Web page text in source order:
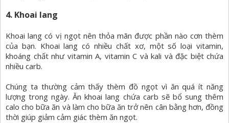
4. Khoai lang
Khoai lang có vị ngọt nên thỏa mãn được phần nào cơn thèm
của bạn. Khoai lang có nhiều chất xơ, một số loại vitamin,
khoáng chất như vitamin A, vitamin C và kali và đặc biệt chứa
nhiều carb.
Chúng ta thường cảm thấy thèm đồ ngọt vì ăn quá ít năng
lượng trong ngày. Ăn khoai lang chứa carb sẽ bổ sung thêm
calo cho bữa ăn và làm cho bữa ăn trở nên cân bằng hơn, đồng
thời giúp giảm cảm giác thèm ăn ngọt.